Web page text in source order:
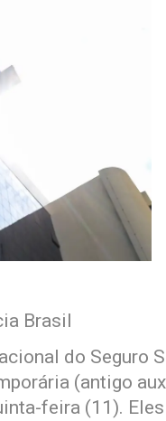
Brasil
do Seguro
(antigo
feira (11).